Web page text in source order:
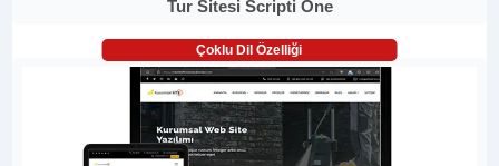
Tur Sitesi Scripti One
Çoklu Dil Özelliği